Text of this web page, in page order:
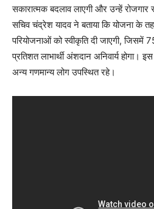
सकारात्मक बदलाव लाएगी और उन्हें
सचिव चंद्रेश यादव ने बताया कि योजना
परियोजनाओं को स्वीकृति दी जाएगी,
प्रतिशत लाभार्थी अंशदान अनिवार्य होगा।
अन्य गणमान्य लोग उपस्थित रहे।